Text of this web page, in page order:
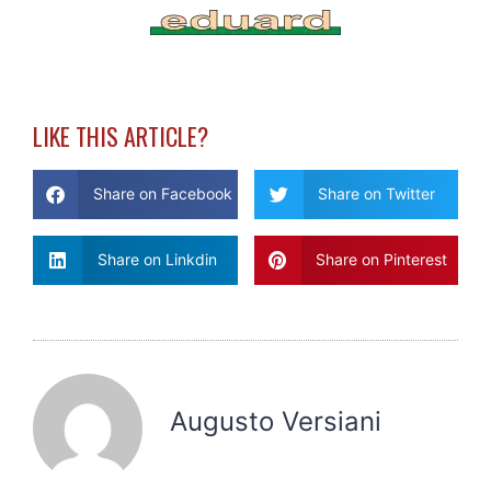
LIKE THIS ARTICLE?
Share on Facebook Share on Twitter
Share on Linkdin Share on Pinterest
Augusto Versiani